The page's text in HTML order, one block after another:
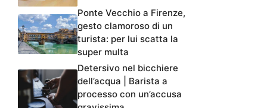
Ponte Vecchio a Firenze,
gesto clamoroso di un
turista: per lui scatta la
super multa
Detersivo nel bicchiere
dell’acqua | Barista a
processo con un’accusa
gravissima